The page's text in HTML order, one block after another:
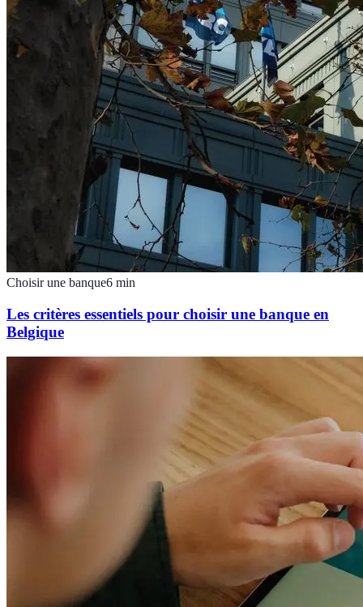
Choisir une banque6 min
Les critères essentiels pour choisir une banque en
Belgique